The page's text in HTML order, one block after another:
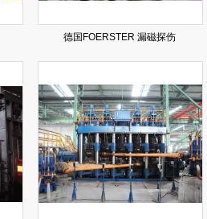
德国FOERSTER 漏磁探伤